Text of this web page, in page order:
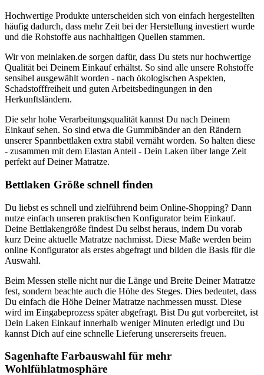
Hochwertige Produkte unterscheiden sich von einfach hergestellten
häufig dadurch, dass mehr Zeit bei der Herstellung investiert wurde
und die Rohstoffe aus nachhaltigen Quellen stammen.
Wir von meinlaken.de sorgen dafür, dass Du stets nur hochwertige
Qualität bei Deinem Einkauf erhältst. So sind alle unsere Rohstoffe
sensibel ausgewählt worden - nach ökologischen Aspekten,
Schadstofffreiheit und guten Arbeitsbedingungen in den
Herkunftsländern.
Die sehr hohe Verarbeitungsqualität kannst Du nach Deinem
Einkauf sehen. So sind etwa die Gummibänder an den Rändern
unserer Spannbettlaken extra stabil vernäht worden. So halten diese
- zusammen mit dem Elastan Anteil - Dein Laken über lange Zeit
perfekt auf Deiner Matratze.
Bettlaken Größe schnell finden
Du liebst es schnell und zielführend beim Online-Shopping? Dann
nutze einfach unseren praktischen Konfigurator beim Einkauf.
Deine Bettlakengröße findest Du selbst heraus, indem Du vorab
kurz Deine aktuelle Matratze nachmisst. Diese Maße werden beim
online Konfigurator als erstes abgefragt und bilden die Basis für die
Auswahl.
Beim Messen stelle nicht nur die Länge und Breite Deiner Matratze
fest, sondern beachte auch die Höhe des Steges. Dies bedeutet, dass
Du einfach die Höhe Deiner Matratze nachmessen musst. Diese
wird im Eingabeprozess später abgefragt. Bist Du gut vorbereitet, ist
Dein Laken Einkauf innerhalb weniger Minuten erledigt und Du
kannst Dich auf eine schnelle Lieferung unsererseits freuen.
Sagenhafte Farbauswahl für mehr
Wohlfühlatmosphäre